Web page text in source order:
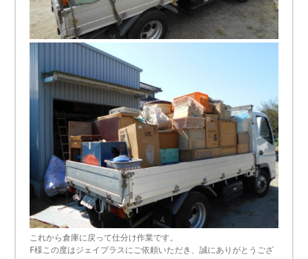
これから倉庫に戻って仕分け作業です。
F様この度はジェイプラスにご依頼いただき、誠にありがとうござ